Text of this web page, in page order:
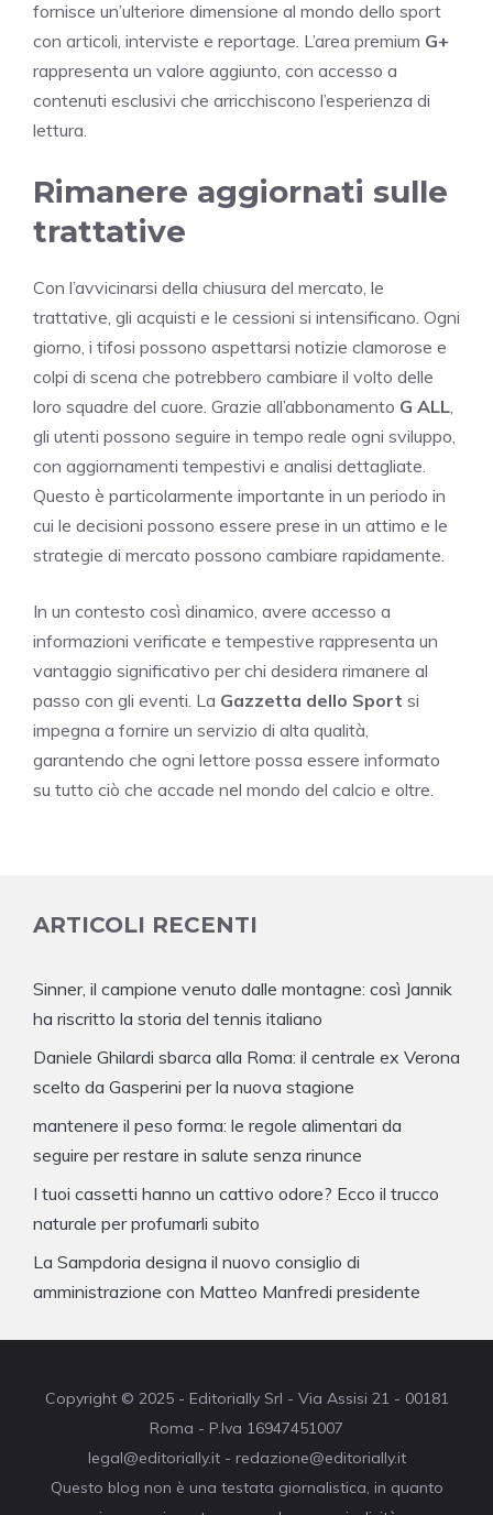
fornisce un’ulteriore dimensione al mondo dello sport
con articoli, interviste e reportage. L’area premium G+
rappresenta un valore aggiunto, con accesso a
contenuti esclusivi che arricchiscono l’esperienza di
lettura.
Rimanere aggiornati sulle
trattative
Con l’avvicinarsi della chiusura del mercato, le
trattative, gli acquisti e le cessioni si intensificano. Ogni
giorno, i tifosi possono aspettarsi notizie clamorose e
colpi di scena che potrebbero cambiare il volto delle
loro squadre del cuore. Grazie all’abbonamento G ALL
gli utenti possono seguire in tempo reale ogni sviluppo,
con aggiornamenti tempestivi e analisi dettagliate.
Questo è particolarmente importante in un periodo in
cui le decisioni possono essere prese in un attimo e le
strategie di mercato possono cambiare rapidamente.
In un contesto così dinamico, avere accesso a
informazioni verificate e tempestive rappresenta un
vantaggio significativo per chi desidera rimanere al
passo con gli eventi. La Gazzetta dello Sport si
impegna a fornire un servizio di alta qualità,
garantendo che ogni lettore possa essere informato
su tutto ciò che accade nel mondo del calcio e oltre.
ARTICOLI RECENTI
Sinner, il campione venuto dalle montagne: così Jannik
ha riscritto la storia del tennis italiano
Daniele Ghilardi sbarca alla Roma: il centrale ex Verona
scelto da Gasperini per la nuova stagione
mantenere il peso forma: le regole alimentari da
seguire per restare in salute senza rinunce
I tuoi cassetti hanno un cattivo odore? Ecco il trucco
naturale per profumarli subito
La Sampdoria designa il nuovo consiglio di
amministrazione con Matteo Manfredi presidente
Copyright © 2025 - Editorially Srl - Via Assisi 21 - 00181
Roma - P.Iva 16947451007
legal@editorially.it - redazione@editorially.it
Questo blog non è una testata giornalistica, in quanto